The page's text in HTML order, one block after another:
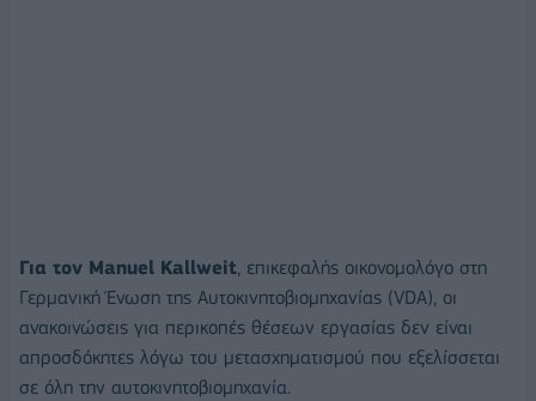
Για τον Manuel Kallweit, επικεφαλής οικονομολόγο στη
Γερμανική Ένωση της Αυτοκινητοβιομηχανίας (VDA), οι
ανακοινώσεις για περικοπές θέσεων εργασίας δεν είναι
απροσδόκητες λόγω του μετασχηματισμού που εξελίσσεται
σε όλη την αυτοκινητοβιομηχανία.